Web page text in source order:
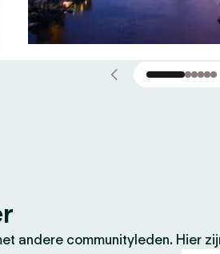
andere communityleden. Hier